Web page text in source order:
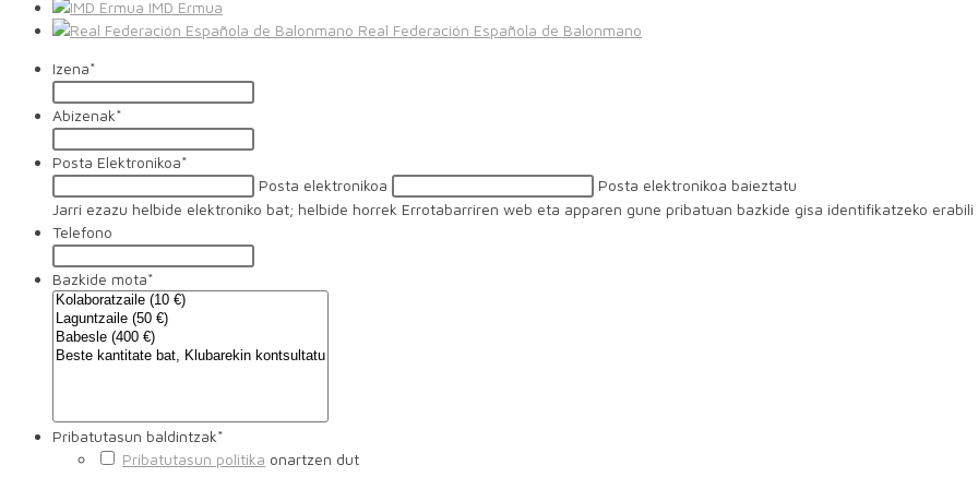
IMD Ermua
Real Federación Española de Balonmano
Izena*
Abizenak*
Posta Elektronikoa*
Posta elektronikoa
Posta elektronikoa baieztatu
Jarri ezazu helbide elektroniko bat; helbide horrek Errotabarriren web eta apparen gune pribatuan bazkide gisa identifikatzeko erabili
Telefono
Bazkide mota*
Pribatutasun baldintzak*
Pribatutasun politika onartzen dut